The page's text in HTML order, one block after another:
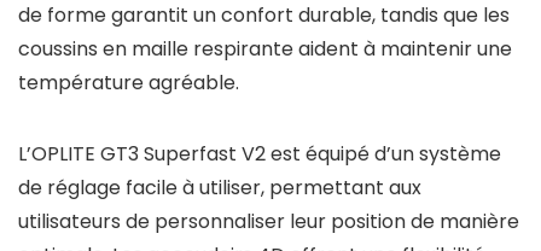
de forme garantit un confort durable, tandis que les
coussins en maille respirante aident à maintenir une
température agréable.
L’OPLITE GT3 Superfast V2 est équipé d’un système
de réglage facile à utiliser, permettant aux
utilisateurs de personnaliser leur position de manière